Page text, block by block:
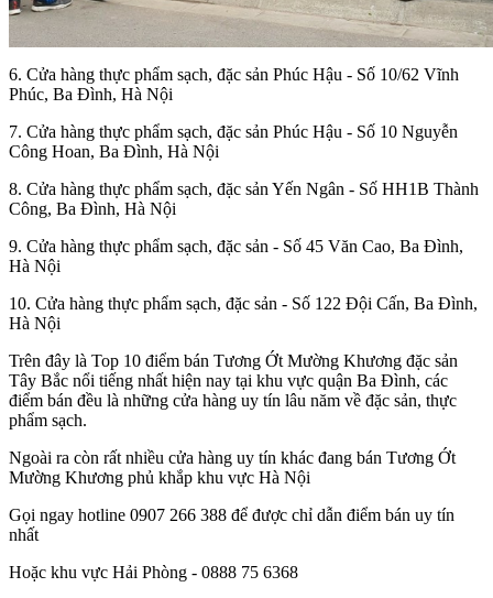
6. Cửa hàng thực phẩm sạch, đặc sản Phúc Hậu - Số 10/62 Vĩnh
Phúc, Ba Đình, Hà Nội
7. Cửa hàng thực phẩm sạch, đặc sản Phúc Hậu - Số 10 Nguyễn
Công Hoan, Ba Đình, Hà Nội
8. Cửa hàng thực phẩm sạch, đặc sản Yến Ngân - Số HH1B Thành
Công, Ba Đình, Hà Nội
9. Cửa hàng thực phẩm sạch, đặc sản - Số 45 Văn Cao, Ba Đình,
Hà Nội
10. Cửa hàng thực phẩm sạch, đặc sản - Số 122 Đội Cấn, Ba Đình,
Hà Nội
Trên đây là Top 10 điểm bán Tương Ớt Mường Khương đặc sản
Tây Bắc nổi tiếng nhất hiện nay tại khu vực quận Ba Đình, các
điểm bán đều là những cửa hàng uy tín lâu năm về đặc sản, thực
phẩm sạch.
Ngoài ra còn rất nhiều cửa hàng uy tín khác đang bán Tương Ớt
Mường Khương phủ khắp khu vực Hà Nội
Gọi ngay hotline 0907 266 388 để được chỉ dẫn điểm bán uy tín
nhất
Hoặc khu vực Hải Phòng - 0888 75 6368